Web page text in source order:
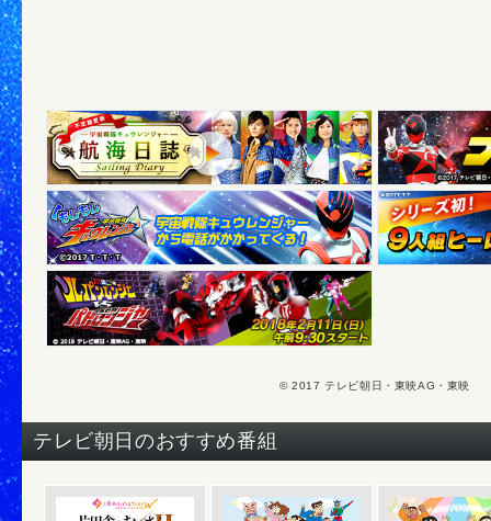
© 2017 テレビ朝日・東映AG・東映
テレビ朝日のおすすめ番組